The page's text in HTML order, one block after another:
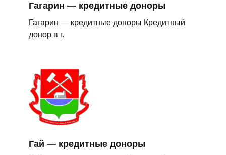
Гагарин — кредитные доноры
Гагарин — кредитные доноры Кредитный
донор в г.
Гай — кредитные доноры